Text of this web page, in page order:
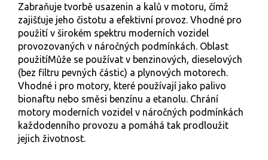
Zabraňuje tvorbě usazenin a kalů v motoru, čímž
zajišťuje jeho čistotu a efektivní provoz. Vhodné pro
použití v širokém spektru moderních vozidel
provozovaných v náročných podmínkách. Oblast
použitíMůže se používat v benzinových, dieselových
(bez filtru pevných částic) a plynových motorech.
Vhodné i pro motory, které používají jako palivo
bionaftu nebo směsi benzínu a etanolu. Chrání
motory moderních vozidel v náročných podmínkách
každodenního provozu a pomáhá tak prodloužit
jejich životnost.